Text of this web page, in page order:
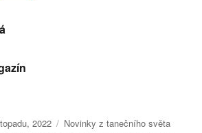
2022 Rubriky:
Novinky z tanečního světa